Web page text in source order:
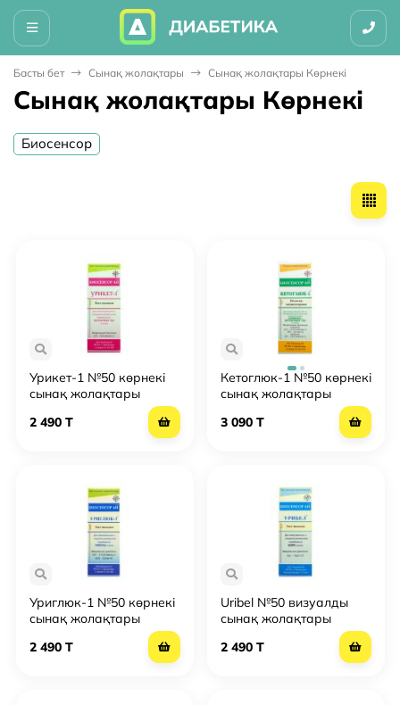
Басты бет Сынақ жолақтары Сынақ жолақтары Көрнекі
Сынақ жолақтары Көрнекі
Биосенсор
Урикет-1 №50 көрнекі
сынақ жолақтары
2 490 T
Кетоглюк-1 №50 көрнекі
сынақ жолақтары
3 090 T
Уриглюк-1 №50 көрнекі
сынақ жолақтары
2 490 T
Uribel №50 визуалды
сынақ жолақтары
2 490 T